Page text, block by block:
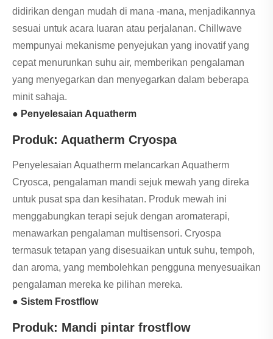
didirikan dengan mudah di mana -mana, menjadikannya
sesuai untuk acara luaran atau perjalanan. Chillwave
mempunyai mekanisme penyejukan yang inovatif yang
cepat menurunkan suhu air, memberikan pengalaman
yang menyegarkan dan menyegarkan dalam beberapa
minit sahaja.
● Penyelesaian Aquatherm
Produk: Aquatherm Cryospa
Penyelesaian Aquatherm melancarkan Aquatherm
Cryosca, pengalaman mandi sejuk mewah yang direka
untuk pusat spa dan kesihatan. Produk mewah ini
menggabungkan terapi sejuk dengan aromaterapi,
menawarkan pengalaman multisensori. Cryospa
termasuk tetapan yang disesuaikan untuk suhu, tempoh,
dan aroma, yang membolehkan pengguna menyesuaikan
pengalaman mereka ke pilihan mereka.
● Sistem Frostflow
Produk: Mandi pintar frostflow